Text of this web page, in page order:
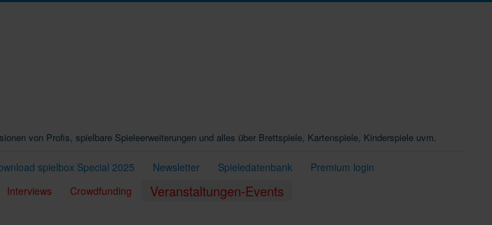
von Profis, spielbare Spieleerweiterungen und alles über Brettspiele, Kartenspiele, Kinderspiele uvm.
spielbox Special 2025 Newsletter Spieledatenbank
Premium login
Interviews Crowdfunding Veranstaltungen-Events